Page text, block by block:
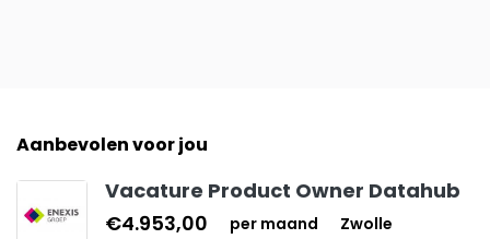
Aanbevolen voor jou
Vacature Product Owner Datahub
€4.953,00
per maand Zwolle